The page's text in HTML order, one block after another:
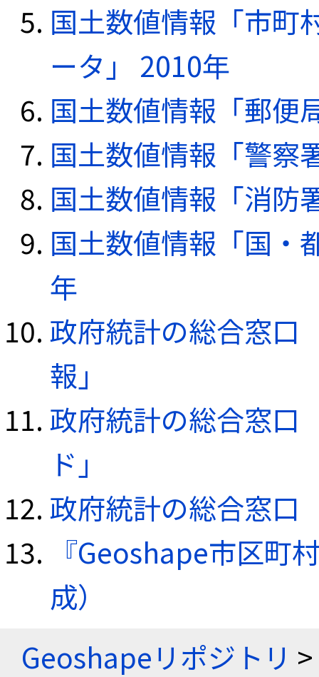
国土数値情報「市町
ータ」 2010年
国土数値情報「郵便
国土数値情報「警察
国土数値情報「消防
国土数値情報「国・
年
政府統計の総合窓口
報」
政府統計の総合窓口
ド」
政府統計の総合窓口
『Geoshape市区町
成）
Geoshapeリポジトリ >